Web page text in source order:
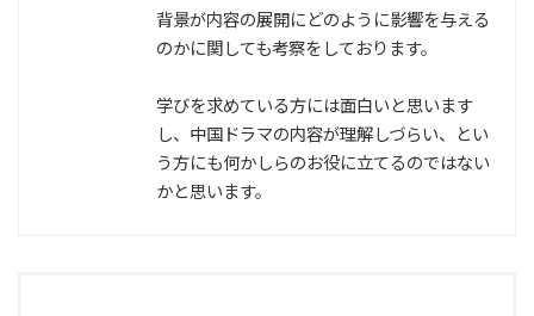
背景が内容の展開にどのように影響を与える
のかに関しても考察をしております。
学びを求めている方には面白いと思います
し、中国ドラマの内容が理解しづらい、とい
う方にも何かしらのお役に立てるのではない
かと思います。